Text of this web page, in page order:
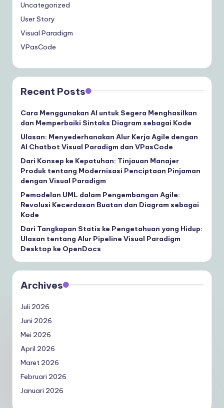
Uncategorized
User Story
Visual Paradigm
VPasCode
Recent Posts
Cara Menggunakan AI untuk Segera Menghasilkan
dan Memperbaiki Sintaks Diagram sebagai Kode
Ulasan: Menyederhanakan Alur Kerja Agile dengan
AI Chatbot Visual Paradigm dan VPasCode
Dari Konsep ke Kepatuhan: Tinjauan Manajer
Produk tentang Modernisasi Penciptaan Pinjaman
dengan Visual Paradigm
Pemodelan UML dalam Pengembangan Agile:
Revolusi Kecerdasan Buatan dan Diagram sebagai
Kode
Dari Tangkapan Statis ke Pengetahuan yang Hidup:
Ulasan tentang Alur Pipeline Visual Paradigm
Desktop ke OpenDocs
Archives
Juli 2026
Juni 2026
Mei 2026
April 2026
Maret 2026
Februari 2026
Januari 2026